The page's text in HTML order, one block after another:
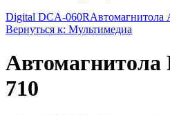
Digital DCA-060RАвтомагнитола
Вернуться к: Мультимедиа
Автомагнитола
710